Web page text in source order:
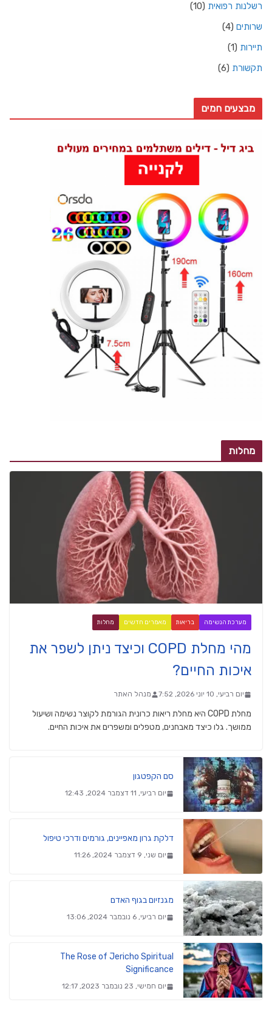
רשלנות רפואית (10)
שרותים (4)
תיירות (1)
תקשורת (6)
מבצעים חמים
מחלות
מערכת הנשימה בריאות מאמרים חדשים מחלות
מהי מחלת COPD וכיצד ניתן לשפר את
איכות החיים?
יום רביעי, 10 יוני 2026, 7:52 מנהל האתר
מחלת COPD היא מחלת ריאות כרונית הגורמת לקוצר נשימה ושיעול
ממושך. גלו כיצד מאבחנים, מטפלים ומשפרים את איכות החיים.
סם הקפטגון
יום רביעי, 11 דצמבר 2024, 12:43
דלקת גרון מאפיינים, גורמים ודרכי טיפול
יום שני, 9 דצמבר 2024, 11:26
מגנזיום בגוף האדם
יום רביעי, 6 נובמבר 2024, 13:06
The Rose of Jericho Spiritual
Significance
יום חמישי, 23 נובמבר 2023, 12:17